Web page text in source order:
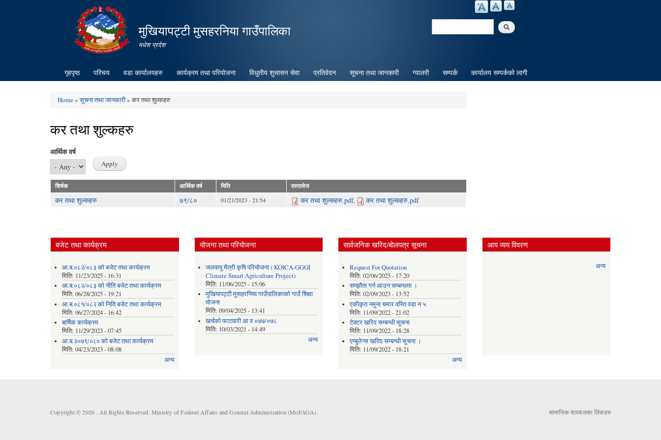
मुखियापट्टी मुसहरनिया गाउँपालिका
मधेश प्रदेश
Search
गृहपृष्ठ परिचय वडा कार्यालयहरु कार्यक्रम तथा परियोजना विधुतीय शुसासन सेवा प्रतिवेदन सूचना तथा जानकारी ग्यालरी सम्पर्क कार्यालय सम्पर्ककाे लागी
You are here
Home»सूचना तथा जानकारी» कर तथा शुल्कहरु
कर तथा शुल्कहरु
आर्थिक वर्ष
शिर्षक आर्थिक वर्ष मिति दस्तावेज
कर तथा शुल्कहरु ७९/८० 01/21/2023 - 21:54 कर तथा शुल्कहरु.pdf, कर तथा शुल्कहरु.pdf
बजेट तथा कार्यक्रम
आ.ब.०८२/०८३ को बजेट तथा कार्यक्रम
मिति: 11/23/2025 - 16:31
आ.ब.०८२/०८३ को नीति बजेट तथा कार्यक्रम
मिति: 06/28/2025 - 19:21
आ.ब.०८१/०८२ को निति बजेट तथा कार्यक्रम
मिति: 06/27/2024 - 16:42
बार्षिक कार्यक्रम
मिति: 11/29/2023 - 07:45
आ.ब.२०७९/०८० को बजेट तथा कार्यक्रम
मिति: 04/23/2023 - 08:08
अन्य
योजना तथा परियोजना
जलवायु मैत्री कृषि परियोजना ( KOICA-GGGI
Climate Smart Agriculture Project)
मिति: 11/06/2025 - 15:06
मुखियापट्टी मुसहरनिया गाउँपालिकाको गाउँ शिक्षा
योजना
मिति:09/04/2025 - 13:41
खर्चकाे फाटवारी आ व ०७७/०७८
मिति: 10/03/2021 - 14:49
अन्य
सार्वजनिक खरिद/बोलपत्र सूचना
Request For Quotation
मिति: 02/06/2025 - 17:20
सम्झौता गर्न आउन सम्बन्धमा ।
मिति: 02/09/2023 - 13:52
एकीकृत नमुना चमार वस्ति वडा न ५
मिति: 11/09/2022 - 21:02
टेक्टर खरिद सम्बन्धी सूचना
मिति: 11/09/2022 - 18:28
एम्बुलेन्स खरिद सम्बन्धी सूचना ।
मिति: 11/09/2022 - 18:21
अन्य
आय व्यय विवरण
अन्य
Copyright © 2026 . All Rights Reserved. Ministry of Federal Affairs and General Administration (MoFAGA). सामाजिक सञ्जालका लिंकहरु